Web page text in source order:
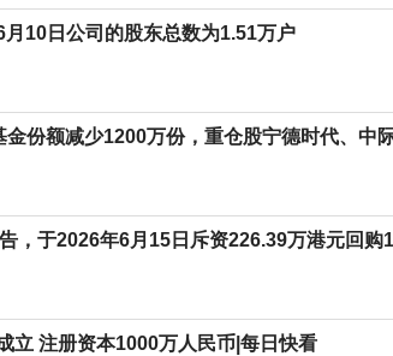
10日公司的股东总数为1.51万户
份额减少1200万份，重仓股宁德时代、中
，于2026年6月15日斥资226.39万港元回购
立 注册资本1000万人民币|每日快看